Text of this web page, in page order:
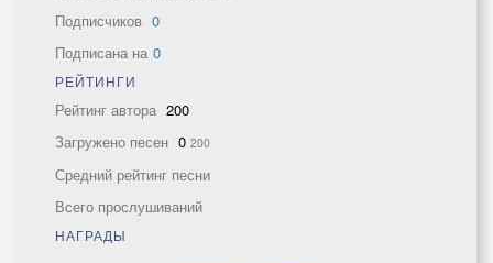
Подписчиков 0
Подписана на 0
РЕЙТИНГИ
Рейтинг автора 200
Загружено песен 0 200
Средний рейтинг песни
Всего прослушиваний
НАГРАДЫ